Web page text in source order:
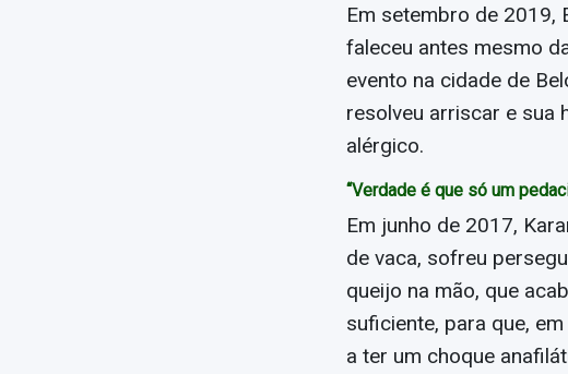
Em setembro de 2019,
faleceu antes mesmo
evento na cidade de
resolveu arriscar e sua
alérgico.
“Verdade é que só um
Em junho de 2017,
de vaca, sofreu
queijo na mão, que
suficiente, para que,
a ter um choque